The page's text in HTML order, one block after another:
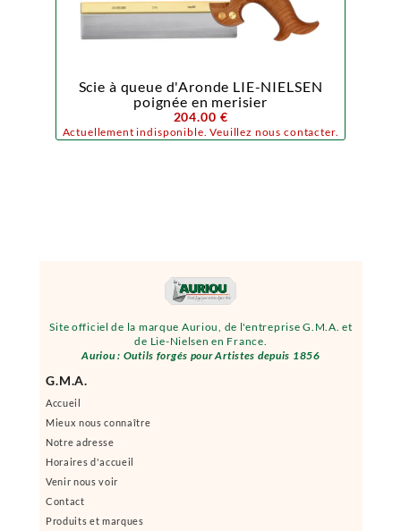
Site officiel de la marque Auriou, de l'entreprise G.M.A. et
de Lie-Nielsen en France.
Auriou : Outils forgés pour Artistes depuis 1856
G.M.A.
Accueil
Mieux nous connaître
Notre adresse
Horaires d'accueil
Venir nous voir
Contact
Produits et marques
Scie à queue d'Aronde LIE-NIELSEN
poignée en merisier
204.00 €
Actuellement indisponible. Veuillez nous contacter.